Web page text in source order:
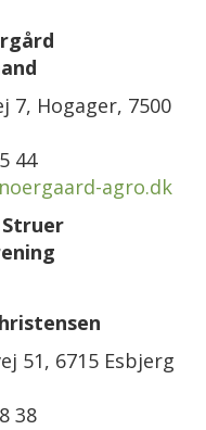
7, Hogager, 7500
44
agro.dk
51, 6715 Esbjerg
38